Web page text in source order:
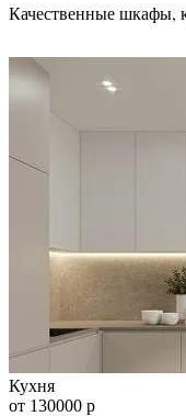
Качественные шкафы,
Кухня
от 130000 р